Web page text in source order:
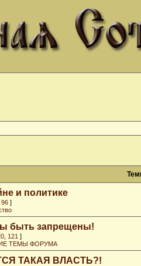
и политике
96 ]
быть запрещены!
121 ]
ТЕМЫ ФОРУМА
ТАКАЯ ВЛАСТЬ?!